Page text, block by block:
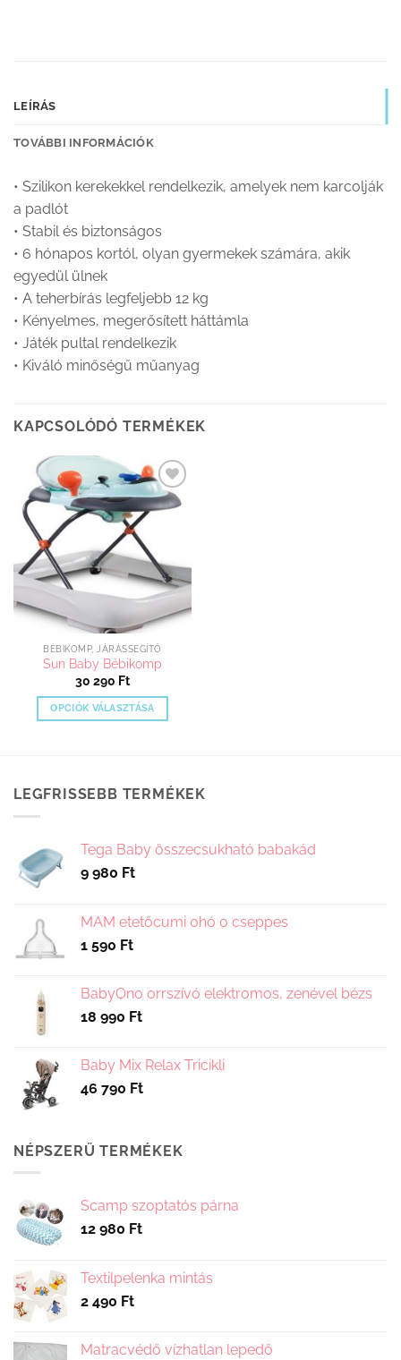
LEÍRÁS
TOVÁBBI INFORMÁCIÓK
• Szilikon kerekekkel rendelkezik, amelyek nem karcolják
a padlót
• Stabil és biztonságos
• 6 hónapos kortól, olyan gyermekek számára, akik
egyedül ülnek
• A teherbírás legfeljebb 12 kg
• Kényelmes, megerősített háttámla
• Játék pultal rendelkezik
• Kiváló minőségű műanyag
KAPCSOLÓDÓ TERMÉKEK
Kedvenceimhez
adom
BÉBIKOMP, JÁRÁSSEGÍTŐ
Sun Baby Bébikomp
30 290 Ft
OPCIÓK VÁLASZTÁSA
több
variációja
változatok
a
választhatók
LEGFRISSEBB TERMÉKEK
Tega Baby összecsukható babakád
9 980 Ft
MAM etetőcumi 0hó 0 cseppes
1 590 Ft
BabyOno orrszívó elektromos, zenével bézs
18 990 Ft
Baby Mix Relax Tricikli
46 790 Ft
NÉPSZERŰ TERMÉKEK
Scamp szoptatós párna
12 980 Ft
Textilpelenka mintás
2 490 Ft
Matracvédő vízhatlan lepedő